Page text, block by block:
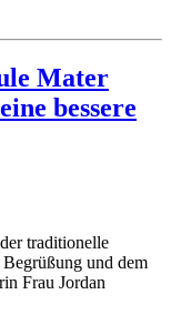
Mater
bessere
traditionelle
und dem
Frau Jordan